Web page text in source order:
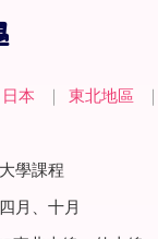
日本 ｜ 東北地區 ｜
大學課程
四月、十月